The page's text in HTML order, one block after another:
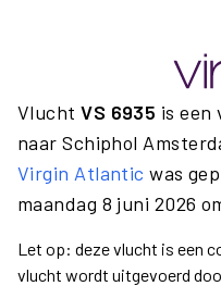
VluchtVS 6935 is een
naar Schiphol
Virgin Atlantic was
maandag 8 juni 2026
Let op: deze vlucht is een
vlucht wordt uitgevoerd